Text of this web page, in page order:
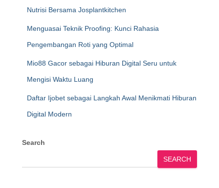
Nutrisi Bersama Josplantkitchen
Menguasai Teknik Proofing: Kunci Rahasia
Pengembangan Roti yang Optimal
Mio88 Gacor sebagai Hiburan Digital Seru untuk
Mengisi Waktu Luang
Daftar Ijobet sebagai Langkah Awal Menikmati Hiburan
Digital Modern
Search
SEARCH